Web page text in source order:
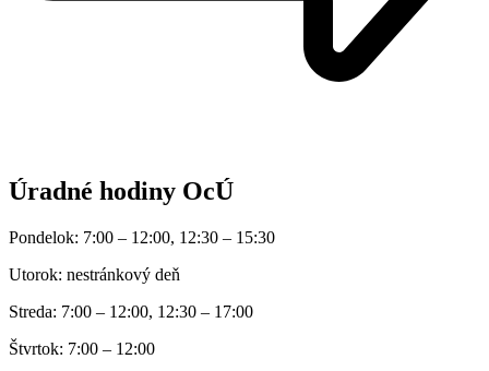
Úradné hodiny OcÚ
Pondelok: 7:00 – 12:00, 12:30 – 15:30
Utorok: nestránkový deň
Streda: 7:00 – 12:00, 12:30 – 17:00
Štvrtok: 7:00 – 12:00